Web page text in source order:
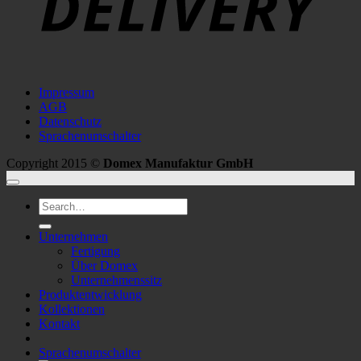
Impressum
AGB
Datenschutz
Sprachenumschalter
Copyright 2015 © Domex Manufaktur GmbH
Search
for:
Unternehmen
Fertigung
Über Domex
Unternehmenssitz
Produktentwicklung
Kollektionen
Kontakt
Sprachenumschalter